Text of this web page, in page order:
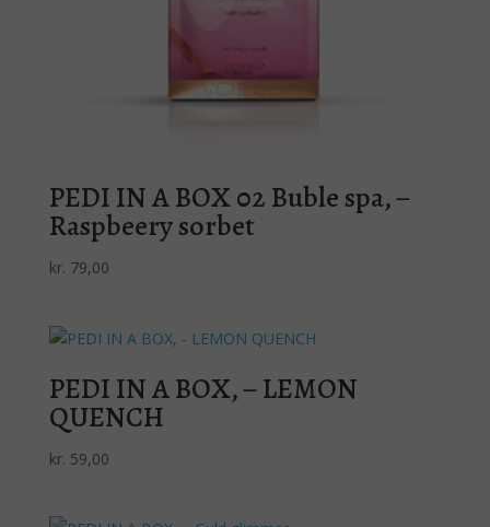
PEDI IN A BOX 02 Buble spa, –
Raspbeery sorbet
kr. 79,00
PEDI IN A BOX, – LEMON
QUENCH
kr. 59,00